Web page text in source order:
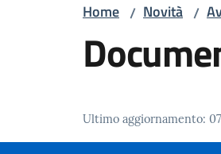
Home / Novità /
Ultimo aggiornamento: